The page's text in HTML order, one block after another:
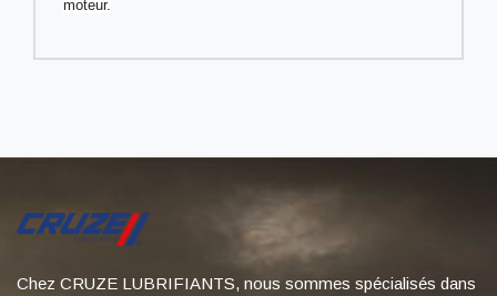
moteur.
Chez CRUZE LUBRIFIANTS, nous sommes spécialisés dans